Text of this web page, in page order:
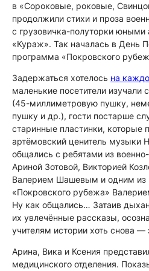
в «Сороковые, роковые,
продолжили стихи и проза
с грузовичка-полуторки юными
«Кураж». Так началась в День
программа «Покровского
Задержаться хотелось на
маленькие посетители
(45-миллиметровую пушку,
пушку и др.), гости постарше
старинные пластинки, которые
артёмовский ценитель музыки
общались с ребятами из
Ариной Зотовой, Викторией
Валерием Шашевым и одним из
«Покровского рубежа»
Ну как общались… Затаив
их увлечённые рассказы,
учителям истории хоть снова —
Арина, Вика и Ксения
медицинского отделения.